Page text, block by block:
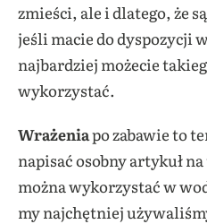
zmieści, ale i dlatego, że
jeśli macie do dyspozycji
najbardziej możecie
wykorzystać.
Wrażeniapo zabawie to
napisać osobny artykuł
można wykorzystać w
my najchętniej